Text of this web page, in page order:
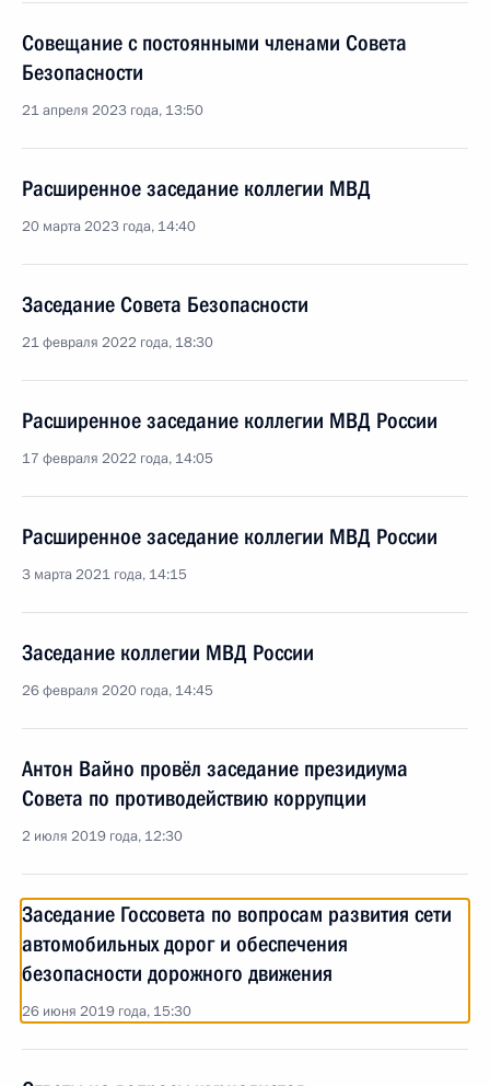
Совещание с постоянными членами Совета
Безопасности
21 апреля 2023 года, 13:50
Расширенное заседание коллегии МВД
20 марта 2023 года, 14:40
Заседание Совета Безопасности
21 февраля 2022 года, 18:30
Расширенное заседание коллегии МВД России
17 февраля 2022 года, 14:05
Расширенное заседание коллегии МВД России
3 марта 2021 года, 14:15
Заседание коллегии МВД России
26 февраля 2020 года, 14:45
Антон Вайно провёл заседание президиума
Совета по противодействию коррупции
2 июля 2019 года, 12:30
Заседание Госсовета по вопросам развития сети
автомобильных дорог и обеспечения
безопасности дорожного движения
26 июня 2019 года, 15:30